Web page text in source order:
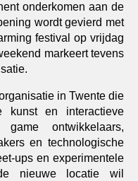
onderkomen aan de
wordt gevierd met
festival op vrijdag
markeert tevens
in Twente die
kunst en interactieve
ontwikkelaars,
en technologische
ups en experimentele
nieuwe locatie wil